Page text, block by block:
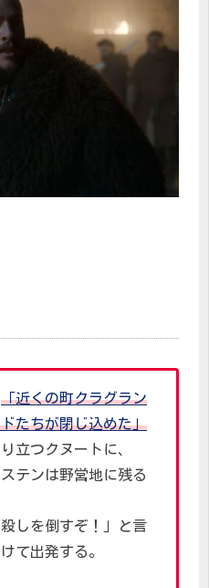
「近くの町クラグラン
たちが閉じ込めた」
立つクヌートに、
テンは野営地に残る
しを倒すぞ！」と言
て出発する。